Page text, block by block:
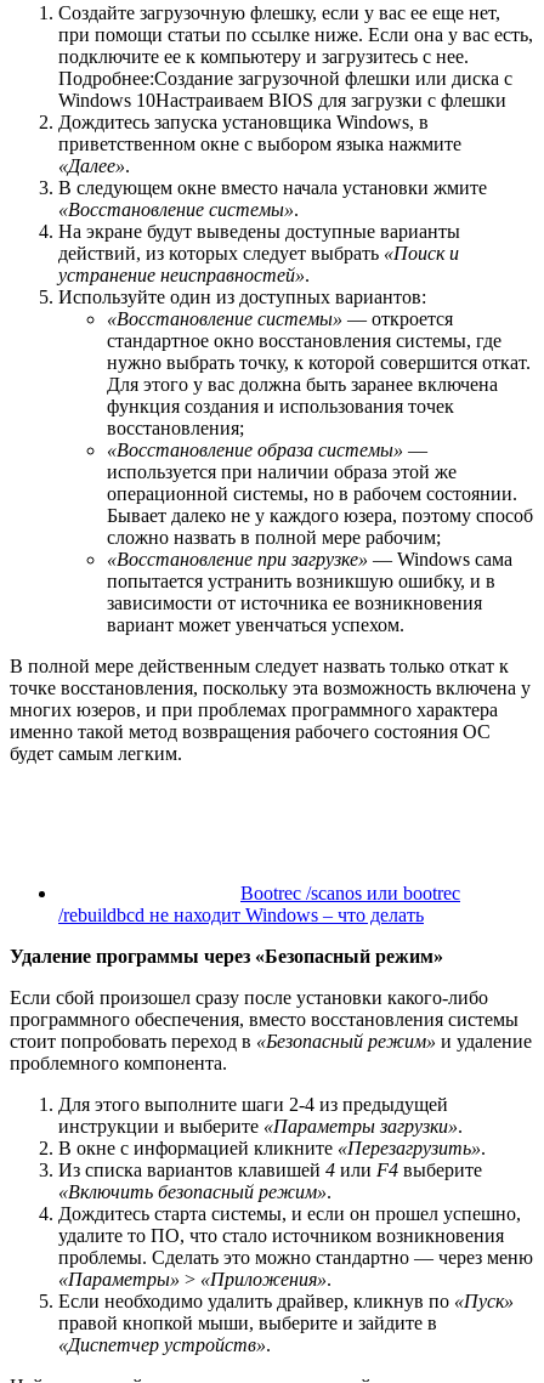
Создайте загрузочную флешку, если у вас ее еще нет,
при помощи статьи по ссылке ниже. Если она у вас есть,
подключите ее к компьютеру и загрузитесь с нее.
Подробнее:Создание загрузочной флешки или диска с
Windows 10Настраиваем BIOS для загрузки с флешки
Дождитесь запуска установщика Windows, в
приветственном окне с выбором языка нажмите
«Далее».
В следующем окне вместо начала установки жмите
«Восстановление системы».
На экране будут выведены доступные варианты
действий, из которых следует выбрать «Поиск и
устранение неисправностей».
Используйте один из доступных вариантов:
«Восстановление системы» — откроется
стандартное окно восстановления системы, где
нужно выбрать точку, к которой совершится откат.
Для этого у вас должна быть заранее включена
функция создания и использования точек
восстановления;
«Восстановление образа системы» —
используется при наличии образа этой же
операционной системы, но в рабочем состоянии.
Бывает далеко не у каждого юзера, поэтому способ
сложно назвать в полной мере рабочим;
«Восстановление при загрузке» — Windows сама
попытается устранить возникшую ошибку, и в
зависимости от источника ее возникновения
вариант может увенчаться успехом.
В полной мере действенным следует назвать только откат к
точке восстановления, поскольку эта возможность включена у
многих юзеров, и при проблемах программного характера
именно такой метод возвращения рабочего состояния ОС
будет самым легким.
Bootrec /scanos или bootrec
/rebuildbcd не находит Windows – что делать
Удаление программы через «Безопасный режим»
Если сбой произошел сразу после установки какого-либо
программного обеспечения, вместо восстановления системы
стоит попробовать переход в «Безопасный режим» и удаление
проблемного компонента.
Для этого выполните шаги 2-4 из предыдущей
инструкции и выберите «Параметры загрузки».
В окне с информацией кликните «Перезагрузить».
Из списка вариантов клавишей 4 или F4 выберите
«Включить безопасный режим».
Дождитесь старта системы, и если он прошел успешно,
удалите то ПО, что стало источником возникновения
проблемы. Сделать это можно стандартно — через меню
«Параметры» > «Приложения».
Если необходимо удалить драйвер, кликнув по «Пуск»
правой кнопкой мыши, выберите и зайдите в
«Диспетчер устройств».